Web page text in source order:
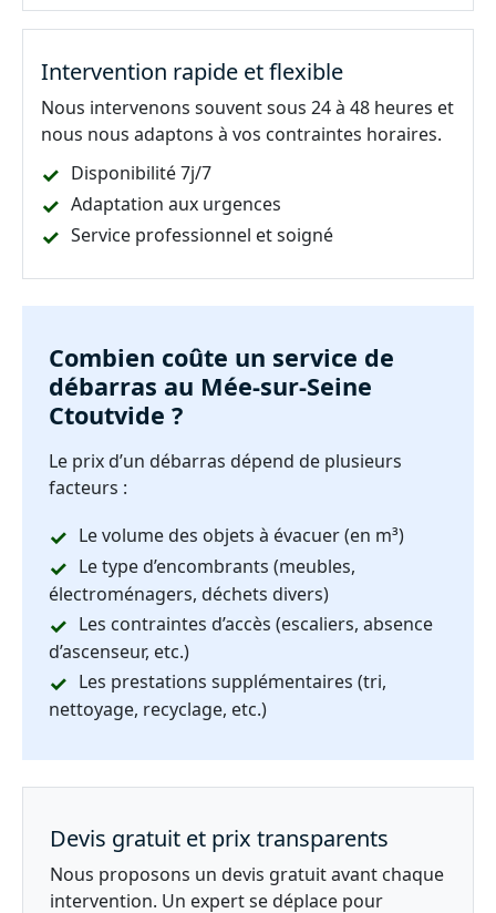
Intervention rapide et flexible
Nous intervenons souvent sous 24 à 48 heures et
nous nous adaptons à vos contraintes horaires.
Disponibilité 7j/7
Adaptation aux urgences
Service professionnel et soigné
Combien coûte un service de
débarras au Mée-sur-Seine
Ctoutvide ?
Le prix d’un débarras dépend de plusieurs
facteurs :
Le volume des objets à évacuer (en m³)
Le type d’encombrants (meubles,
électroménagers, déchets divers)
Les contraintes d’accès (escaliers, absence
d’ascenseur, etc.)
Les prestations supplémentaires (tri,
nettoyage, recyclage, etc.)
Devis gratuit et prix transparents
Nous proposons un devis gratuit avant chaque
intervention. Un expert se déplace pour